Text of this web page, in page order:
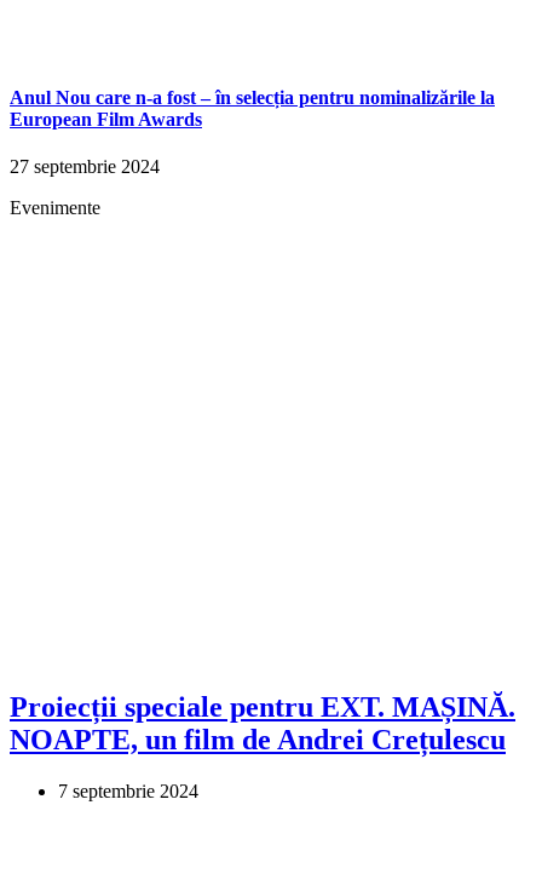
Anul Nou care n-a fost – în selecția pentru nominalizările la
European Film Awards
27 septembrie 2024
Evenimente
Proiecții speciale pentru EXT. MAȘINĂ.
NOAPTE, un film de Andrei Crețulescu
7 septembrie 2024